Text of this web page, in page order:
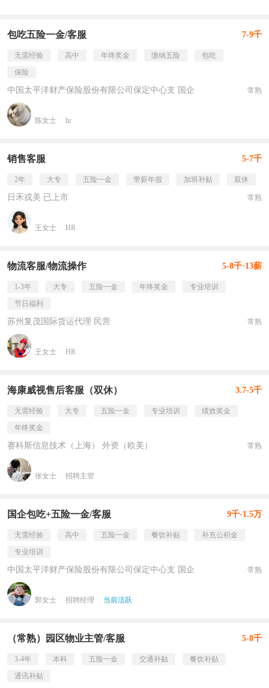
包吃五险一金/客服 7-9千
无需经验 高中 年终奖金 缴纳五险
包吃
保险
中国太平洋财产保险股份有限公司保定中心支 国企 常熟
陈女士 hr
销售客服 5-7千
2年 大专 五险一金 带薪年假 加班补贴 双休
日禾戎美 已上市 常熟
王女士 HR
物流客服/物流操作 5-8千·13薪
1-3年 大专 五险一金 年终奖金
专业培训
节日福利
苏州复茂国际货运代理 民营 常熟
王女士 HR
海康威视售后客服（双休） 3.7-5千
无需经验 大专 五险一金 专业培训
绩效奖金
年终奖金
赛科斯信息技术（上海） 外资（欧美） 常熟
张女士 招聘主管
国企包吃+五险一金/客服 9千-1.5万
无需经验 高中 五险一金 餐饮补贴
补充公积金
专业培训
中国太平洋财产保险股份有限公司保定中心支 国企 常熟
郭女士 招聘经理 当前活跃
（常熟）园区物业主管/客服 5-8千
3-4年 本科 五险一金 交通补贴
餐饮补贴
通讯补贴